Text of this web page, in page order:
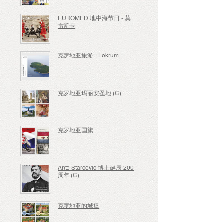
EUROMED 地中海节日 - 莫
雷斯卡
克罗地亚旅游 - Lokrum
克罗地亚玛丽安圣地 (C)
克罗地亚国旗
Ante Starcevic 博士诞辰 200
周年 (C)
克罗地亚的城堡